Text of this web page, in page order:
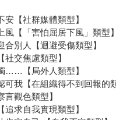
【社群媒體類型】
【「害怕屈居下風」類型】
別人【迴避受傷類型】
交焦慮類型】
……【局外人類型】
我【在組織得不到回報的
觀色類型】
求自我實現類型】